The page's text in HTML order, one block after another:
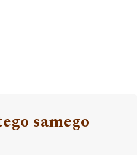
samego